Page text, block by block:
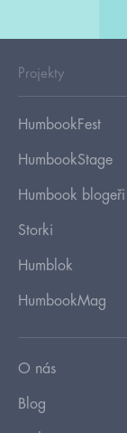
Projekty
HumbookFest
HumbookStage
Humbook blogeři
Storki
Humblok
HumbookMag
O nás
Blog